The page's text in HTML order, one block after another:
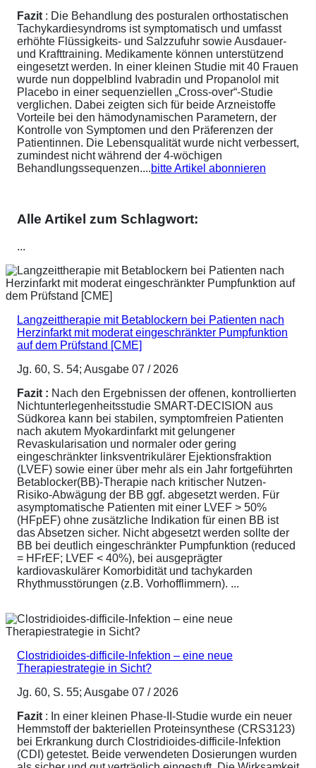
Fazit : Die Behandlung des posturalen orthostatischen
Tachykardiesyndroms ist symptomatisch und umfasst
erhöhte Flüssigkeits- und Salzzufuhr sowie Ausdauer-
und Krafttraining. Medikamente können unterstützend
eingesetzt werden. In einer kleinen Studie mit 40 Frauen
wurde nun doppelblind Ivabradin und Propanolol mit
Placebo in einer sequenziellen „Cross-over“-Studie
verglichen. Dabei zeigten sich für beide Arzneistoffe
Vorteile bei den hämodynamischen Parametern, der
Kontrolle von Symptomen und den Präferenzen der
Patientinnen. Die Lebensqualität wurde nicht verbessert,
zumindest nicht während der 4-wöchigen
Behandlungssequenzen....bitte Artikel abonnieren
Alle Artikel zum Schlagwort:
...
Langzeittherapie mit Betablockern bei Patienten nach
Herzinfarkt mit moderat eingeschränkter Pumpfunktion
auf dem Prüfstand [CME]
Jg. 60, S. 54; Ausgabe 07 / 2026
Fazit : Nach den Ergebnissen der offenen, kontrollierten
Nichtunterlegenheitsstudie SMART-DECISION aus
Südkorea kann bei stabilen, symptomfreien Patienten
nach akutem Myokardinfarkt mit gelungener
Revaskularisation und normaler oder gering
eingeschränkter linksventrikulärer Ejektionsfraktion
(LVEF) sowie einer über mehr als ein Jahr fortgeführten
Betablocker(BB)-Therapie nach kritischer Nutzen-
Risiko-Abwägung der BB ggf. abgesetzt werden. Für
asymptomatische Patienten mit einer LVEF > 50%
(HFpEF) ohne zusätzliche Indikation für einen BB ist
das Absetzen sicher. Nicht abgesetzt werden sollte der
BB bei deutlich eingeschränkter Pumpfunktion (reduced
= HFrEF; LVEF < 40%), bei ausgeprägter
kardiovaskulärer Komorbidität und tachykarden
Rhythmusstörungen (z.B. Vorhofflimmern). ...
Clostridioides-difficile-Infektion – eine neue
Therapiestrategie in Sicht?
Jg. 60, S. 55; Ausgabe 07 / 2026
Fazit : In einer kleinen Phase-II-Studie wurde ein neuer
Hemmstoff der bakteriellen Proteinsynthese (CRS3123)
bei Erkrankung durch Clostridioides-difficile-Infektion
(CDI) getestet. Beide verwendeten Dosierungen wurden